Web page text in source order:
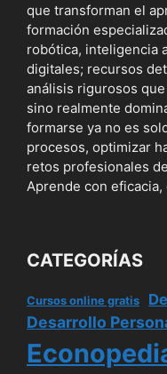
que transforman el
formación
robótica, inteligencia
digitales; recursos
análisis rigurosos
sino realmente
formarse ya no es
procesos, optimizar
retos profesionales
Aprende con
CATEGORÍAS
Cursos online gratis
Desarrollo